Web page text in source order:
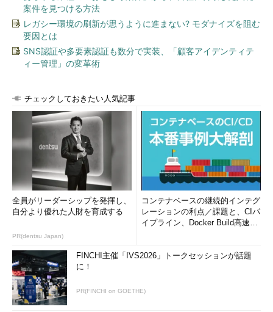
案件を見つける方法
レガシー環境の刷新が思うように進まない? モダナイズを阻む
要因とは
SNS認証や多要素認証も数分で実装、「顧客アイデンティテ
ィー管理」の変革術
チェックしておきたい人気記事
全員がリーダーシップを発揮し、
自分より優れた人財を育成する
PR(dentsu Japan)
コンテナベースの継続的インテグ
レーションの利点／課題と、CIパ
イプライン、Docker Build高速化
FINCHI主催「IVS2026」トークセッションが話題
に！
PR(FINCHI on GOETHE)